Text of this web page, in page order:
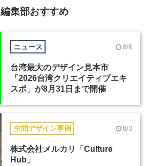
編集部おすすめ
ニュース 8/6
台湾最大のデザイン見本市
「2026台湾クリエイティブエキ
スポ」が8月31日まで開催
空間デザイン事例 8/3
株式会社メルカリ「Culture
Hub」